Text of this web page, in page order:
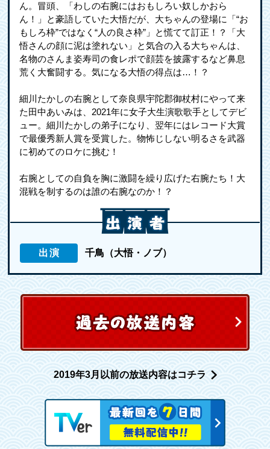
ん。冒頭、「わしの右腕にはおもしろい奴しかおら
ん！」と豪語していた大悟だが、大ちゃんの登場に「“お
もしろ枠”ではなく“人の良さ枠”」と慌てて訂正！？「大
悟さんの顔に泥は塗れない」と気合の入る大ちゃんは、
名物のさんま姿寿司の食レポで顔芸を披露するなど鼻息
荒く大奮闘する。気になる大悟の得点は…！？
細川たかしの右腕として奈良県宇陀郡御杖村にやって来
た田中あいみは、2021年に女子大生演歌歌手としてデビ
ュー。細川たかしの弟子になり、翌年にはレコード大賞
で最優秀新人賞を受賞した。物怖じしない明るさを武器
に初めてのロケに挑む！
右腕としての自負を胸に激闘を繰り広げた右腕たち！大
混戦を制するのは誰の右腕なのか！？
出演 千鳥（大悟・ノブ）
2019年3月以前の放送内容はコチラ